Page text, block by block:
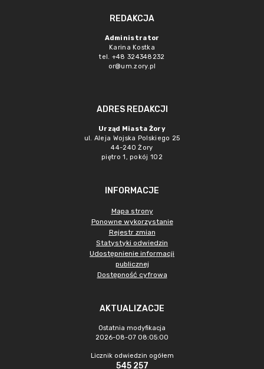
REDAKCJA
Administrator
Karina Kostka
tel. +48 324348232
or@um.zory.pl
ADRES REDAKCJI
Urząd Miasta Żory
ul. Aleja Wojska Polskiego 25
44-240 Żory
piętro 1, pokój 102
INFORMACJE
Mapa strony
Ponowne wykorzystanie
Rejestr zmian
Statystyki odwiedzin
Udostępnienie informacji
publicznej
Dostępność cyfrowa
AKTUALIZACJE
Ostatnia modyfikacja
2026-08-07 08:05:00
Licznik odwiedzin ogółem
545 257